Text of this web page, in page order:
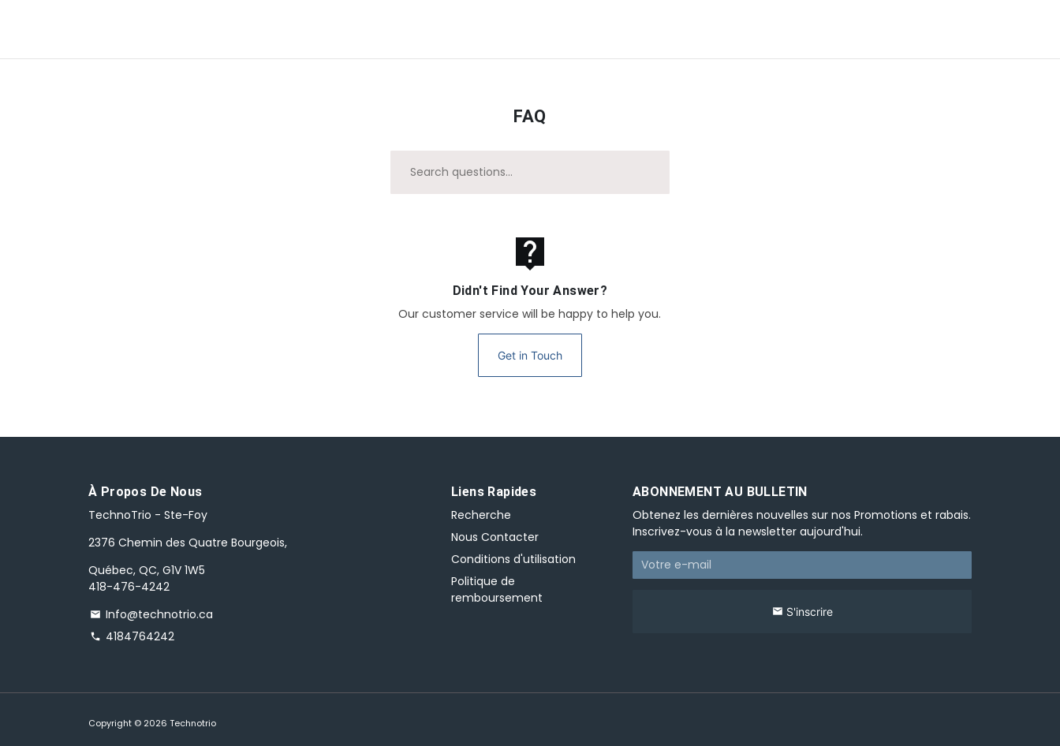
FAQ
live_help
Didn't Find Your Answer?
Our customer service will be happy to help you.
Get in Touch
À Propos De Nous
TechnoTrio - Ste-Foy
2376 Chemin des Quatre Bourgeois,
Québec, QC, G1V 1W5
418-476-4242
email Info@technotrio.ca
phone 4184764242
Liens Rapides
Recherche
Nous Contacter
Conditions d'utilisation
Politique de
remboursement
ABONNEMENT AU BULLETIN
Obtenez les dernières nouvelles sur nos Promotions et rabais.
Inscrivez-vous à la newsletter aujourd'hui.
email S'inscrire
Copyright © 2026 Technotrio